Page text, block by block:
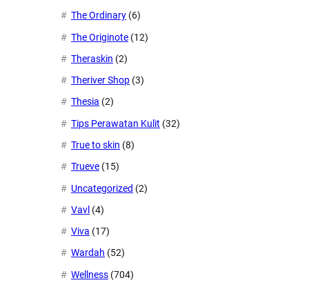
The Ordinary (6)
The Originote (12)
Theraskin (2)
Theriver Shop (3)
Thesia (2)
Tips Perawatan Kulit (32)
True to skin (8)
Trueve (15)
Uncategorized (2)
Vavl (4)
Viva (17)
Wardah (52)
Wellness (704)